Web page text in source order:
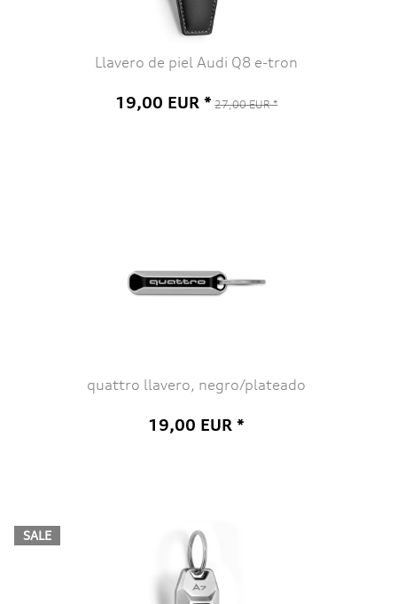
Llavero de piel Audi Q8 e-tron
19,00 EUR * 27,00 EUR *
quattro llavero, negro/plateado
19,00 EUR *
SALE